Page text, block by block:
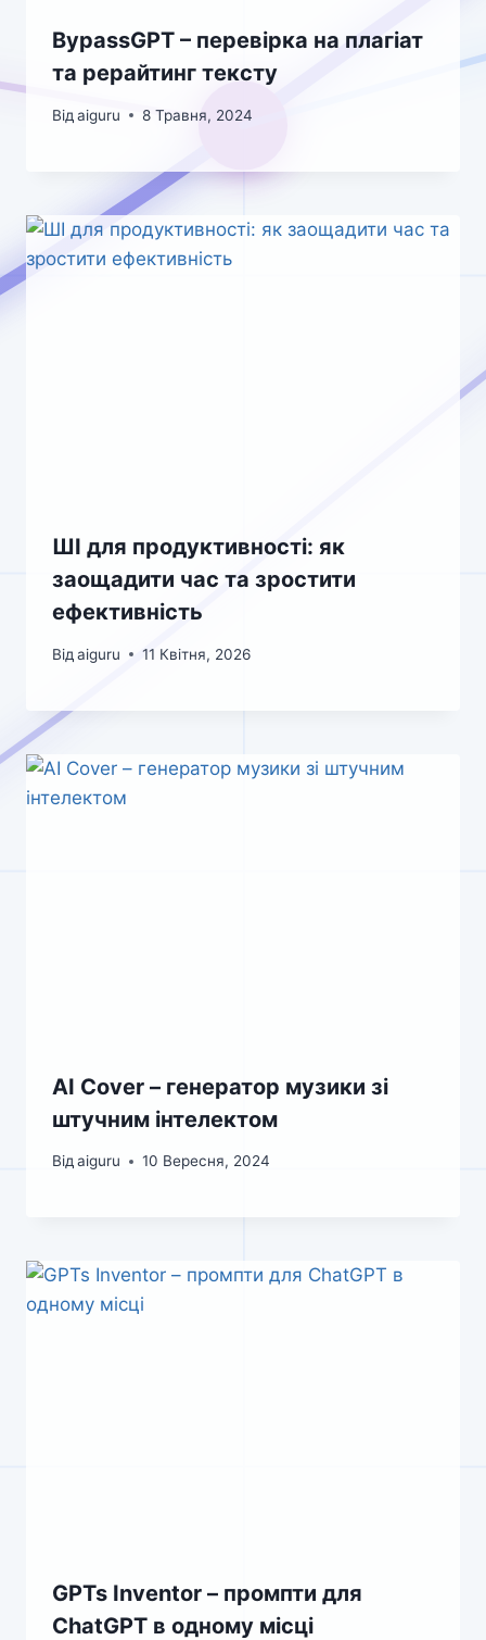
BypassGPT – перевірка на плагіат
та рерайтинг тексту
Від aiguru 8 Травня, 2024
ШІ для продуктивності: як
заощадити час та зростити
ефективність
Від aiguru 11 Квітня, 2026
AI Cover – генератор музики зі
штучним інтелектом
Відaiguru 10 Вересня, 2024
GPTs Inventor – промпти для
ChatGPT в одному місці